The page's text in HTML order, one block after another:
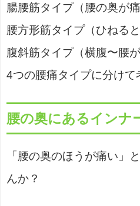
腸腰筋タイプ（腰の奥が痛
腰方形筋タイプ（ひねると
腹斜筋タイプ（横腹〜腰が
4つの腰痛タイプに分けて
腰の奥にあるインナ
「腰の奥のほうが痛い」
んか？